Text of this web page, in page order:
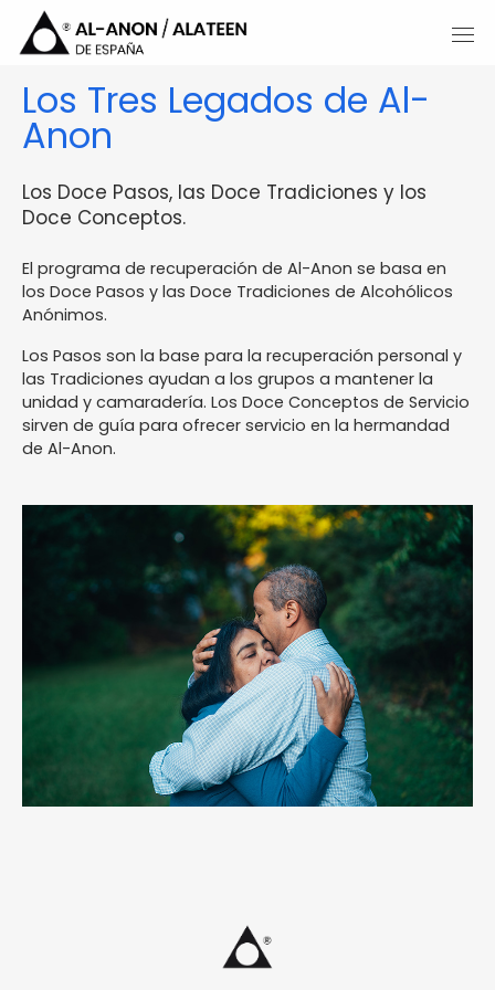
Los Tres Legados de Al-
Anon
Los Doce Pasos, las Doce Tradiciones y los
Doce Conceptos.
El programa de recuperación de Al-Anon se basa en
los Doce Pasos y las Doce Tradiciones de Alcohólicos
Anónimos.
Los Pasos son la base para la recuperación personal y
las Tradiciones ayudan a los grupos a mantener la
unidad y camaradería. Los Doce Conceptos de Servicio
sirven de guía para ofrecer servicio en la hermandad
de Al-Anon.